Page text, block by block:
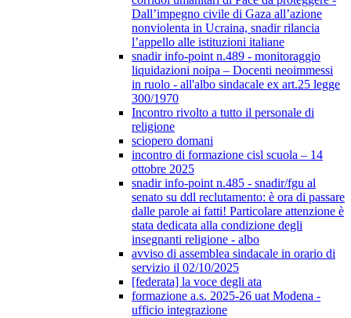
Dall’impegno civile di Gaza all’azione
nonviolenta in Ucraina, snadir rilancia
l’appello alle istituzioni italiane
snadir info-point n.489 - monitoraggio
liquidazioni noipa – Docenti neoimmessi
in ruolo - all'albo sindacale ex art.25 legge
300/1970
Incontro rivolto a tutto il personale di
religione
sciopero domani
incontro di formazione cisl scuola – 14
ottobre 2025
snadir info-point n.485 - snadir/fgu al
senato su ddl reclutamento: è ora di passare
dalle parole ai fatti! Particolare attenzione è
stata dedicata alla condizione degli
insegnanti religione - albo
avviso di assemblea sindacale in orario di
servizio il 02/10/2025
[federata] la voce degli ata
formazione a.s. 2025-26 uat Modena -
ufficio integrazione